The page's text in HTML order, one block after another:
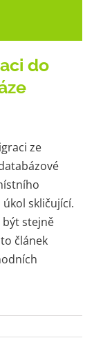
do
ze
skličující.
stejně
článek